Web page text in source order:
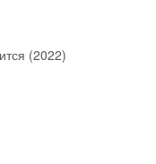
(2022)